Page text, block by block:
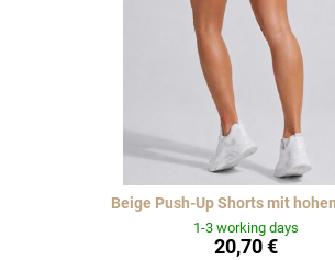
Beige Push-Up Shorts mit
1-3 working days
20,70 €